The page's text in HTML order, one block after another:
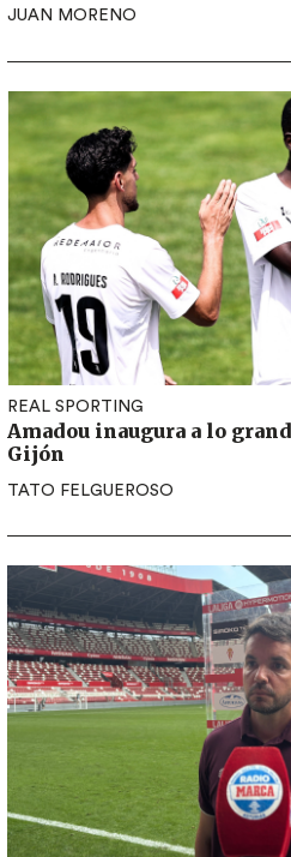
JUAN MORENO
REAL SPORTING
Amadou inaugura a lo
Gijón
TATO FELGUEROSO